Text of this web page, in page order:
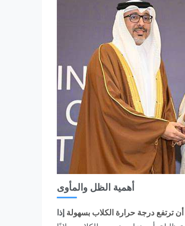
أهمية الظل والمأوى
ترتفع درجة حرارة الكلاب بسهولة إذا